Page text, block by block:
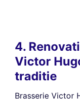
4.
Victor
traditie
Brasserie Victor